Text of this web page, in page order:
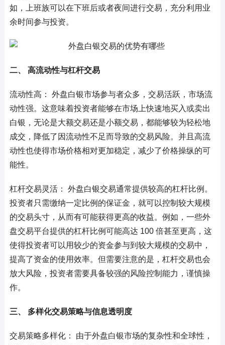
如，上班族可以在下班后或者夜间进行交易，充分利用业
余时间参与投资。
二、 高流动性与杠杆交易
流动性高： 外盘白银市场参与者众多，交易活跃，市场流
动性强。这意味着投资者能够在市场上快速地买入或卖出
白银，无论是大额交易还是小额交易，都能够较为轻松地
成交，降低了因流动性不足而导致的交易风险。并且高流
动性也使得市场价格相对更加稳定，减少了价格操纵的可
能性。
杠杆交易灵活： 外盘白银交易通常提供较高的杠杆比例。
投资者只需缴纳一定比例的保证金，就可以控制较大规模
的交易头寸，从而有可能获得更高的收益。例如，一些外
盘交易平台提供的杠杆比例可能高达 100 倍甚至更高，这
使得投资者可以用较少的资金参与到较大规模的交易中，
提高了资金的使用效率。但需要注意的是，杠杆交易也会
放大风险，投资者需要具备较强的风险控制能力，谨慎操
作。
三、 多样化交易策略与信息透明度
交易策略多样化： 由于外盘白银市场的复杂性和全球性，